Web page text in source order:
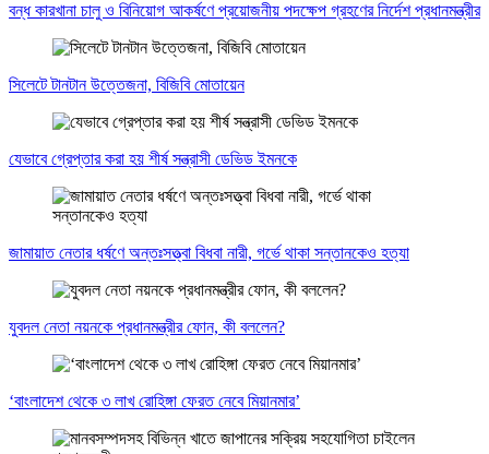
বন্ধ কারখানা চালু ও বিনিয়োগ আকর্ষণে প্রয়োজনীয় পদক্ষেপ গ্রহণের নির্দেশ প্রধানমন্ত্রীর
সিলেটে টানটান উত্তেজনা, বিজিবি মোতায়েন
যেভাবে গ্রেপ্তার করা হয় শীর্ষ সন্ত্রাসী ডেভিড ইমনকে
জামায়াত নেতার ধর্ষণে অন্তঃসত্ত্বা বিধবা নারী, গর্ভে থাকা সন্তানকেও হত্যা
যুবদল নেতা নয়নকে প্রধানমন্ত্রীর ফোন, কী বললেন?
‘বাংলাদেশ থেকে ৩ লাখ রোহিঙ্গা ফেরত নেবে মিয়ানমার’